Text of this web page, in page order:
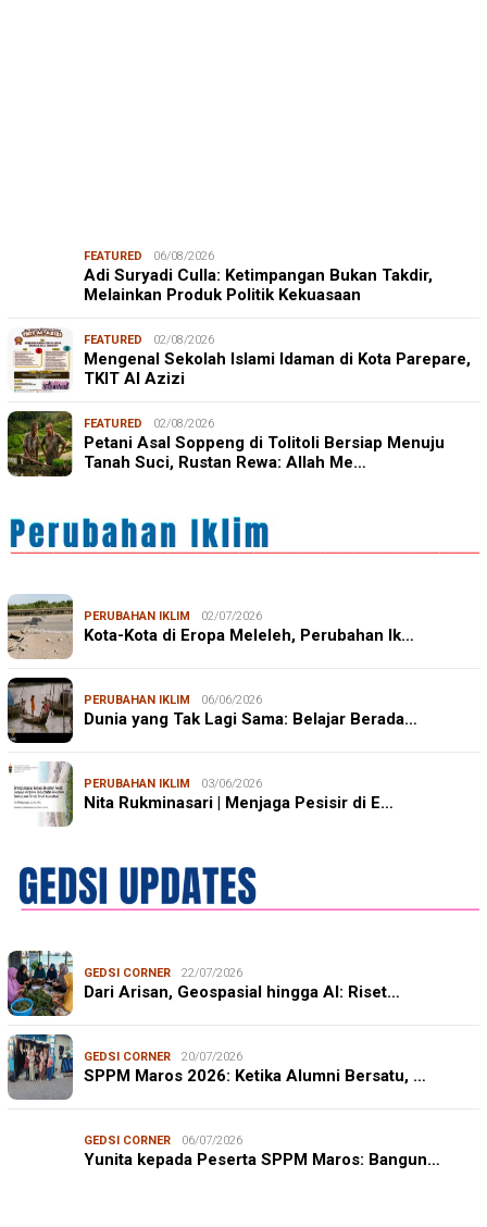
FEATURED 06/08/2026
Adi Suryadi Culla: Ketimpangan Bukan Takdir,
Melainkan Produk Politik Kekuasaan
FEATURED 02/08/2026
Mengenal Sekolah Islami Idaman di Kota Parepare,
TKIT Al Azizi
FEATURED 02/08/2026
Petani Asal Soppeng di Tolitoli Bersiap Menuju
Tanah Suci, Rustan Rewa: Allah Me…
PERUBAHAN IKLIM 02/07/2026
Kota-Kota di Eropa Meleleh, Perubahan Ik…
PERUBAHAN IKLIM 06/06/2026
Dunia yang Tak Lagi Sama: Belajar Berada…
PERUBAHAN IKLIM 03/06/2026
Nita Rukminasari | Menjaga Pesisir di E…
GEDSI CORNER 22/07/2026
Dari Arisan, Geospasial hingga AI: Riset…
GEDSI CORNER 20/07/2026
SPPM Maros 2026: Ketika Alumni Bersatu, …
GEDSI CORNER 06/07/2026
Yunita kepada Peserta SPPM Maros: Bangun…